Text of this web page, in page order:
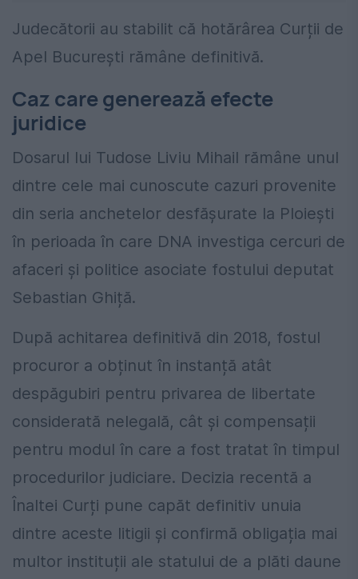
Judecătorii au stabilit că hotărârea Curții de
Apel București rămâne definitivă.
Caz care generează efecte
juridice
Dosarul lui Tudose Liviu Mihail rămâne unul
dintre cele mai cunoscute cazuri provenite
din seria anchetelor desfășurate la Ploiești
în perioada în care DNA investiga cercuri de
afaceri și politice asociate fostului deputat
Sebastian Ghiță.
După achitarea definitivă din 2018, fostul
procuror a obținut în instanță atât
despăgubiri pentru privarea de libertate
considerată nelegală, cât și compensații
pentru modul în care a fost tratat în timpul
procedurilor judiciare. Decizia recentă a
Înaltei Curți pune capăt definitiv unuia
dintre aceste litigii și confirmă obligația mai
multor instituții ale statului de a plăti daune